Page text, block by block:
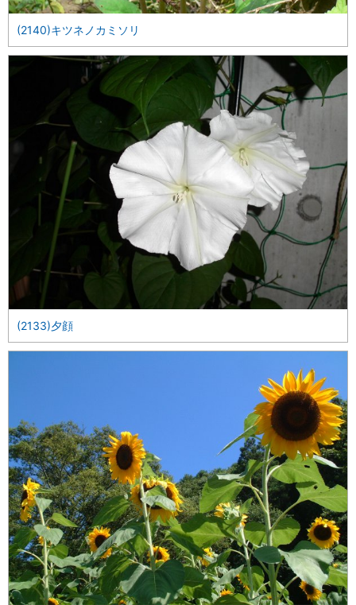
(2140)キツネノカミソリ
(2133)夕顔